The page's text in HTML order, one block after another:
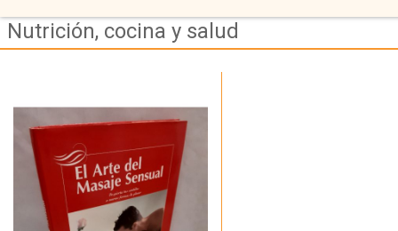
Nutrición, cocina y salud